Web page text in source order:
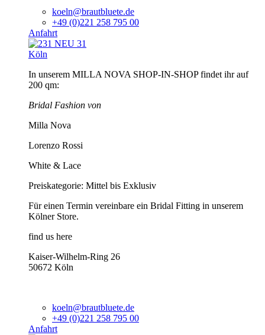
koeln@brautbluete.de
+49 (0)221 258 795 00
Anfahrt
Köln
In unserem MILLA NOVA SHOP-IN-SHOP findet ihr auf
200 qm:
Bridal Fashion von
Milla Nova
Lorenzo Rossi
White & Lace
Preiskategorie: Mittel bis Exklusiv
Für einen Termin vereinbare ein Bridal Fitting in unserem
Kölner Store.
find us here
Kaiser-Wilhelm-Ring 26
50672 Köln
koeln@brautbluete.de
+49 (0)221 258 795 00
Anfahrt